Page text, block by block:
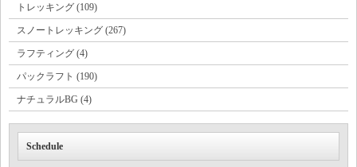
トレッキング (109)
スノートレッキング (267)
ラフティング (4)
パックラフト (190)
ナチュラルBG (4)
Schedule